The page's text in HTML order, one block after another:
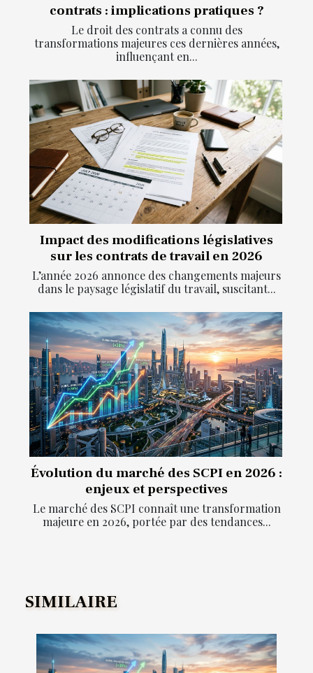
contrats : implications pratiques ?
Le droit des contrats a connu des
transformations majeures ces dernières années,
influençant en...
Impact des modifications législatives
sur les contrats de travail en 2026
L’année 2026 annonce des changements majeurs
dans le paysage législatif du travail, suscitant...
Évolution du marché des SCPI en 2026 :
enjeux et perspectives
Le marché des SCPI connaît une transformation
majeure en 2026, portée par des tendances...
SIMILAIRE